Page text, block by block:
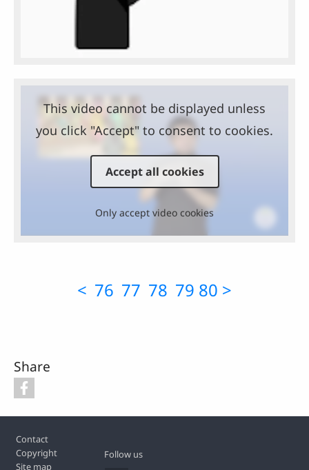
This video cannot be displayed unless
you click "Accept" to consent to cookies.
Accept all cookies
Only accept video cookies
< 76 77 78 79 80 >
Share
Contact
Copyright
Site map
Follow us